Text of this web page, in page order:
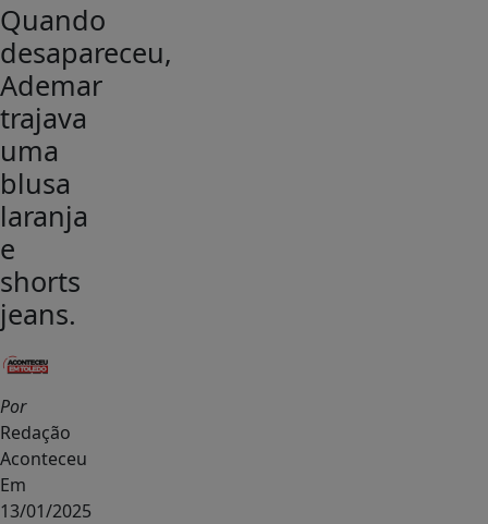
Quando
desapareceu,
Ademar
trajava
uma
blusa
laranja
e
shorts
jeans.
Por
Redação
Aconteceu
Em
13/01/2025